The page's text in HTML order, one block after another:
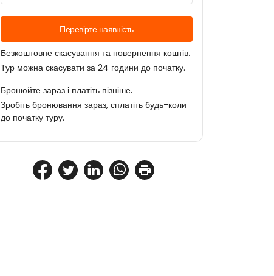
Перевірте наявність
Безкоштовне скасування та повернення коштів.
Тур можна скасувати за 24 години до початку.
Бронюйте зараз і платіть пізніше.
Зробіть бронювання зараз, сплатіть будь-коли
до початку туру.